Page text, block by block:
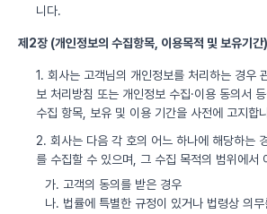
니다.
제2장 (개인정보의 수집항목, 이용목적 및 보유기간)
1. 회사는 고객님의 개인정보를 처리하는 경우
보 처리방침 또는 개인정보 수집·이용 동의서
수집 항목, 보유 및 이용 기간을 사전에 고지합
2. 회사는 다음 각 호의 어느 하나에 해당하는
를 수집할 수 있으며, 그 수집 목적의 범위에서
가. 고객의 동의를 받은 경우
나. 법률에 특별한 규정이 있거나 법령상 의